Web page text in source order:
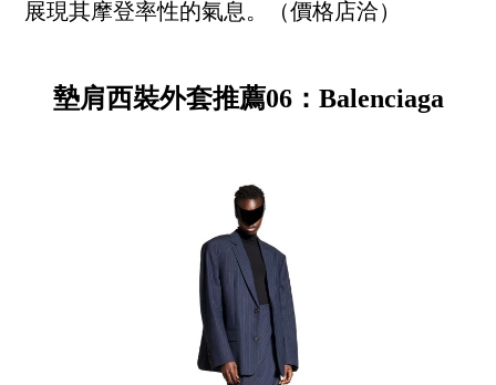
展現其摩登率性的氣息。（價格店洽）
墊肩西裝外套推薦06：Balenciaga